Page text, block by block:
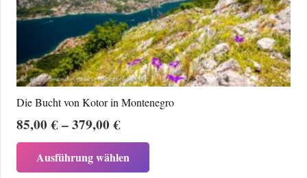
Die Bucht von Kotor in Montenegro
85,00€–379,00€Preisspanne:
85,00 €
bis
Ausführung wählen